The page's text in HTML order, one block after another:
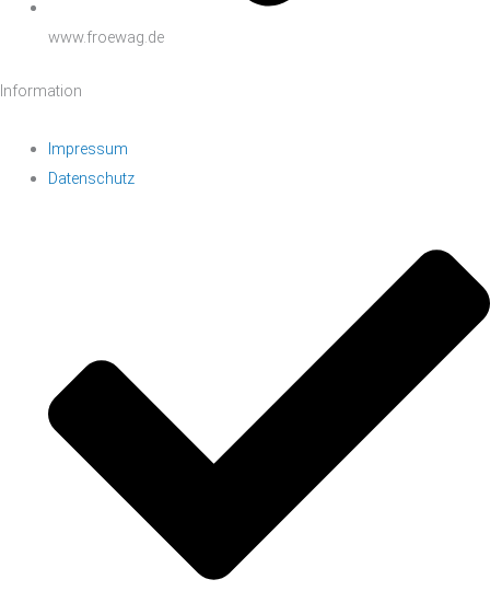
www.froewag.de
Information
Impressum
Datenschutz